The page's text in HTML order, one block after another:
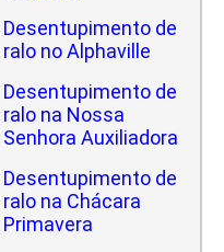
Desentupimento de
ralo no Alphaville
Desentupimento de
ralo na Nossa
Senhora Auxiliadora
Desentupimento de
ralo na Chácara
Primavera